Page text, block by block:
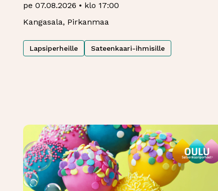
pe 07.08.2026 • klo 17:00
Kangasala, Pirkanmaa
Lapsiperheille Sateenkaari-ihmisille